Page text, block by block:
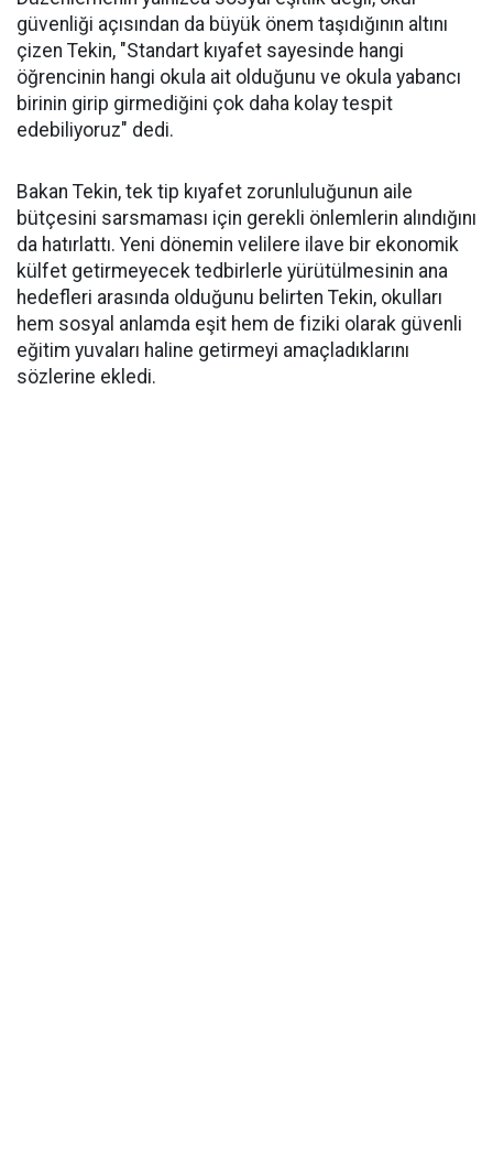
güvenliği açısından da büyük önem taşıdığının altını
çizen Tekin, "Standart kıyafet sayesinde hangi
öğrencinin hangi okula ait olduğunu ve okula yabancı
birinin girip girmediğini çok daha kolay tespit
edebiliyoruz" dedi.
Bakan Tekin, tek tip kıyafet zorunluluğunun aile
bütçesini sarsmaması için gerekli önlemlerin alındığını
da hatırlattı. Yeni dönemin velilere ilave bir ekonomik
külfet getirmeyecek tedbirlerle yürütülmesinin ana
hedefleri arasında olduğunu belirten Tekin, okulları
hem sosyal anlamda eşit hem de fiziki olarak güvenli
eğitim yuvaları haline getirmeyi amaçladıklarını
sözlerine ekledi.